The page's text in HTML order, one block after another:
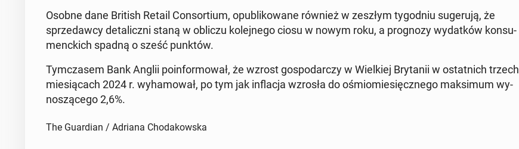
Osobne dane British Retail Con­sor­tium, opu­bli­ko­wa­ne również w zeszłym ty­go­dniu su­ge­ru­ją, że
sprze­daw­cy de­ta­licz­ni staną w obliczu ko­lej­ne­go ciosu w nowym roku, a pro­gno­zy wy­dat­ków kon­su­
menc­kich spadną o sześć punktów.
Tym­cza­sem Bank Anglii po­in­for­mo­wał, że wzrost go­spo­dar­czy w Wiel­kiej Bry­ta­nii w ostat­nich trzech
mie­sią­cach 2024 r. wy­ha­mo­wał, po tym jak in­fla­cja wzrosła do ośmio­mie­sięcz­ne­go mak­si­mum wy­
no­szą­ce­go 2,6%.
The Guardian / Adriana Chodakowska